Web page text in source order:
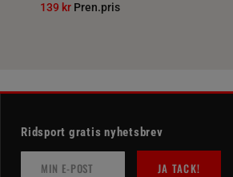
139 kr Pren.pris
Ridsport gratis nyhetsbrev
JA TACK!